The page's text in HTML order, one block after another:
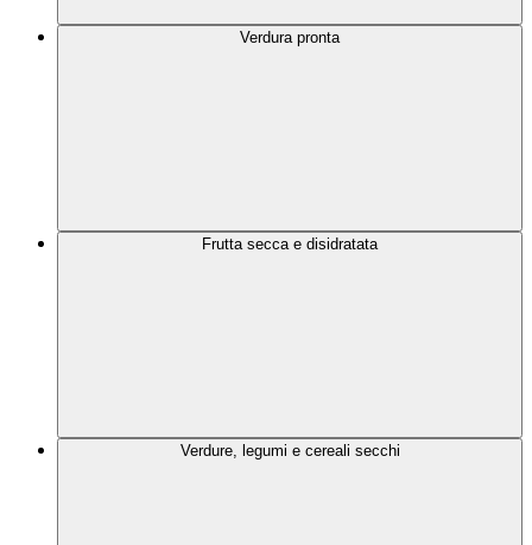
Verdura pronta
Frutta secca e disidratata
Verdure, legumi e cereali secchi